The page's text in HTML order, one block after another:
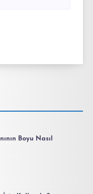
Boyu Nasıl